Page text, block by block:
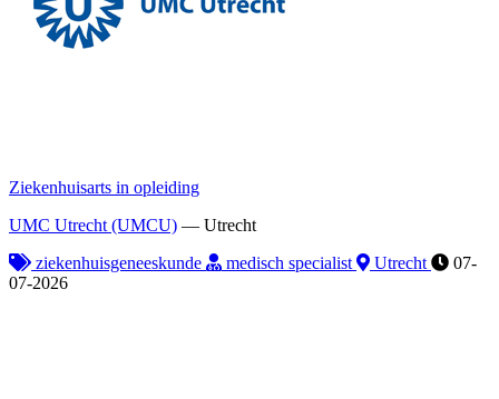
Ziekenhuisarts in opleiding
UMC Utrecht (UMCU) — Utrecht
ziekenhuisgeneeskunde
medisch specialist Utrecht
07-
07-2026